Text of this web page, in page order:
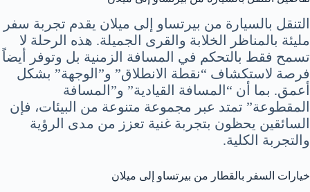
التنقل بالسيارة من بيرتساو إلى ميلان يقدم تجربة سفر
مليئة بالمناظر الخلابة والقرى الجميلة. هذه الرحلة لا
تسمح فقط بالتحكم في المسافة الزمنية بل وتوفر أيضاً
فرصة لاستكشاف “نقطة الانطلاق” و”الوجهة” بشكل
أعمق. بما أن “المسافة القيادية” و”المسافة
المقطوعة” تمتد عبر مجموعة متنوعة من البيئات، فإن
السائقين يحظون بتجربة غنية تعزز من مدى الرؤية
والتجربة الكلية.
خيارات السفر بالقطار من بيرتساو إلى ميلان